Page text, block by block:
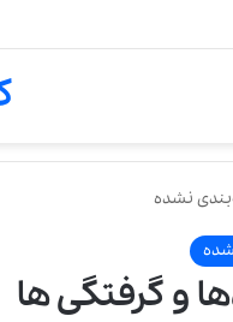
نشده
و گرفتگی ها